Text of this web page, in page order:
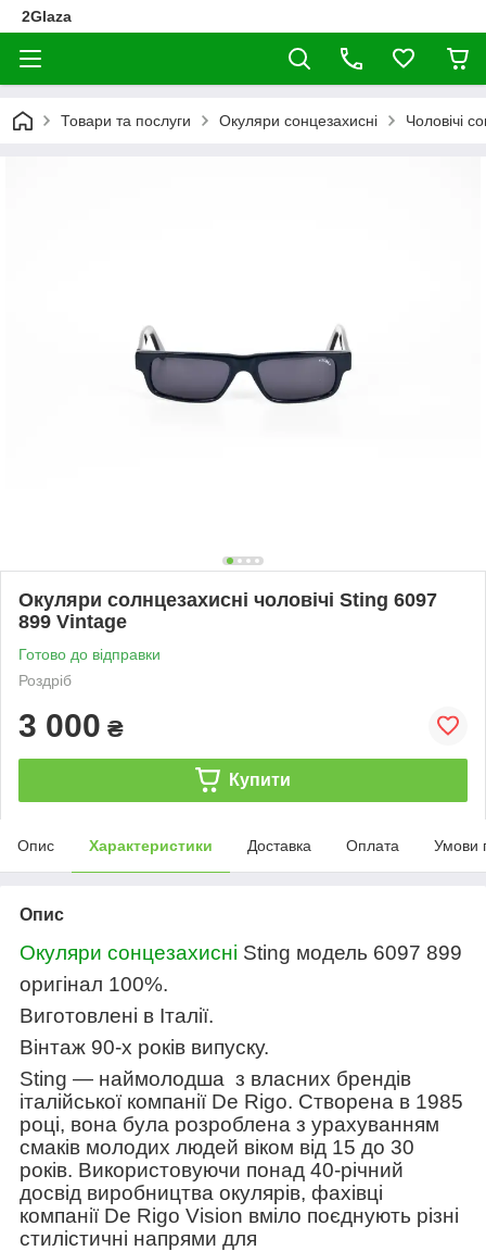
2Glaza
Товари та послуги Окуляри сонцезахисні Чоловічі
Окуляри солнцезахисні чоловічі Sting 6097
899 Vintage
Готово до відправки
Роздріб
3 000 ₴
Купити
Опис Характеристики Доставка Оплата Умови
Опис
Окуляри сонцезахисні Sting модель 6097 899
оригінал 100%.
Виготовлені в Італії.
Вінтаж 90-х років випуску.
Sting — наймолодша з власних брендів
італійської компанії De Rigo. Створена в 1985
році, вона була розроблена з урахуванням
смаків молодих людей віком від 15 до 30
років. Використовуючи понад 40-річний
досвід виробництва окулярів, фахівці
компанії De Rigo Vision вміло поєднують різні
стилістичні напрями для